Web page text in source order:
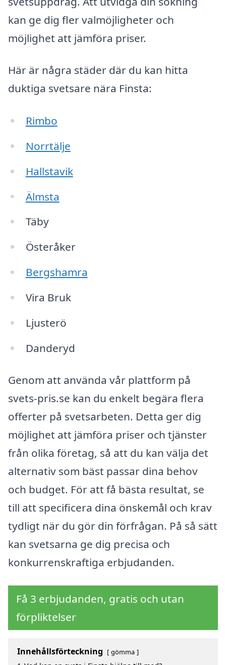
kan ge dig fler valmöjligheter och
möjlighet att jämföra priser.
Här är några städer där du kan hitta
duktiga svetsare nära Finsta:
Rimbo
Norrtälje
Hallstavik
Älmsta
Täby
Österåker
Bergshamra
Vira Bruk
Ljusterö
Danderyd
Genom att använda vår plattform på
svets-pris.se kan du enkelt begära flera
offerter på svetsarbeten. Detta ger dig
möjlighet att jämföra priser och tjänster
från olika företag, så att du kan välja det
alternativ som bäst passar dina behov
och budget. För att få bästa resultat, se
till att specificera dina önskemål och krav
tydligt när du gör din förfrågan. På så sätt
kan svetsarna ge dig precisa och
konkurrenskraftiga erbjudanden.
Få 3 erbjudanden, gratis och utan
förpliktelser
Innehållsförteckning gömma